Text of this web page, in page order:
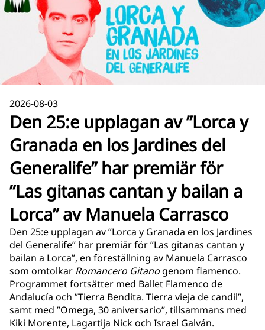
2026-08-03
Den 25:e upplagan av ”Lorca y
Granada en los Jardines del
Generalife” har premiär för
”Las gitanas cantan y bailan a
Lorca” av Manuela Carrasco
Den 25:e upplagan av ”Lorca y Granada en los Jardines
del Generalife” har premiär för ”Las gitanas cantan y
bailan a Lorca”, en föreställning av Manuela Carrasco
som omtolkar Romancero Gitano genom flamenco.
Programmet fortsätter med Ballet Flamenco de
Andalucía och ”Tierra Bendita. Tierra vieja de candil”,
samt med ”Omega, 30 aniversario”, tillsammans med
Kiki Morente, Lagartija Nick och Israel Galván.